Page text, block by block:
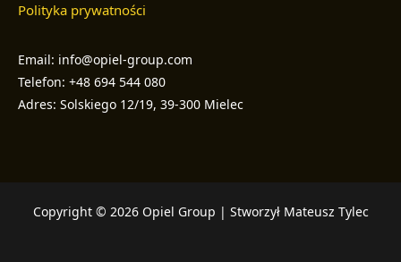
Polityka prywatności
Email: info@opiel-group.com
Telefon: +48 694 544 080
Adres: Solskiego 12/19, 39-300 Mielec
Copyright © 2026 Opiel Group | Stworzył Mateusz Tylec